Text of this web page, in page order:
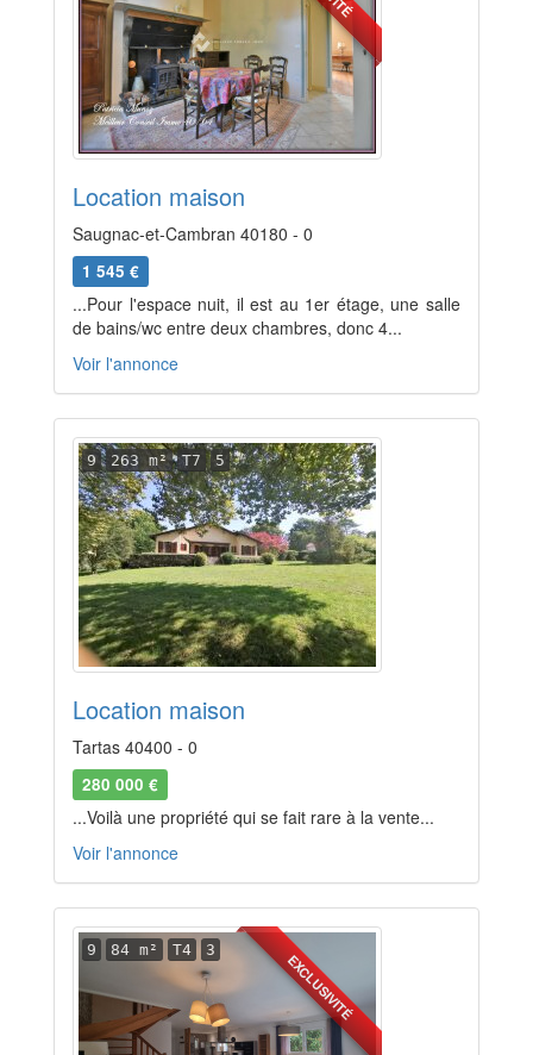
Location maison
Saugnac-et-Cambran 40180 - 0
1 545 €
...Pour l'espace nuit, il est au 1er étage, une salle
de bains/wc entre deux chambres, donc 4...
Voir l'annonce
9 263 m² T7 5
Location maison
Tartas 40400 - 0
280 000 €
...Voilà une propriété qui se fait rare à la vente...
Voir l'annonce
EXCLUSIVITÉ
9 84 m² T4 3